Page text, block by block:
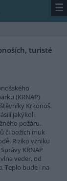
☰
turisté
(KRNAP)
Krkonoš,
jakýkoli
požáru.
či božích muk
Riziko vzniku
KRNAP
veder, od
Teplo bude i na